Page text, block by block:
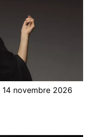
novembre 2026